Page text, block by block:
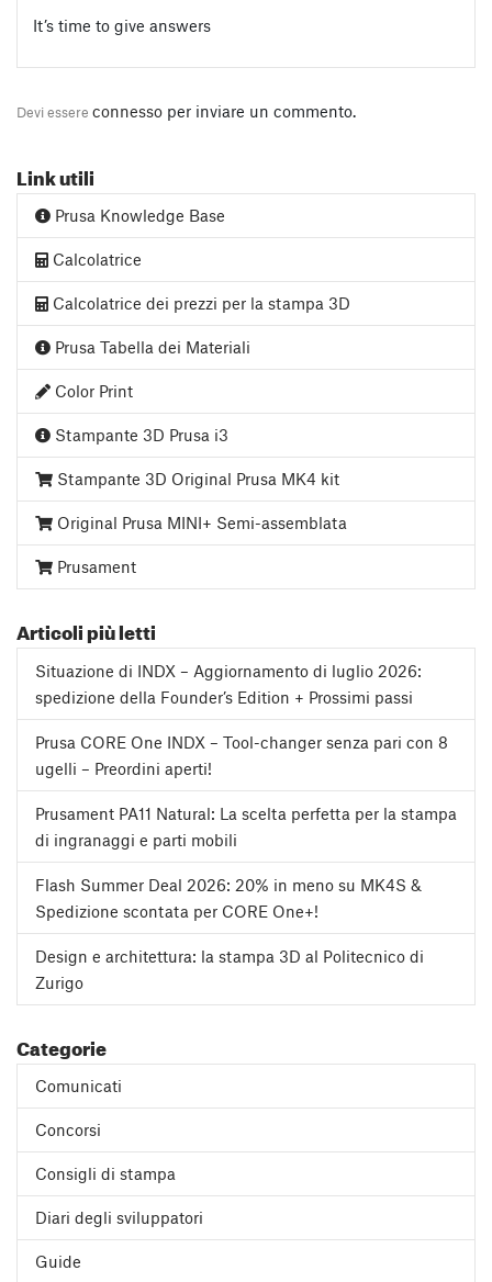
It’s time to give answers
Devi essere connesso per inviare un commento.
Link utili
Prusa Knowledge Base
Calcolatrice
Calcolatrice dei prezzi per la stampa 3D
Prusa Tabella dei Materiali
Color Print
Stampante 3D Prusa i3
Stampante 3D Original Prusa MK4 kit
Original Prusa MINI+ Semi-assemblata
Prusament
Articoli più letti
Situazione di INDX – Aggiornamento di luglio 2026:
spedizione della Founder’s Edition + Prossimi passi
Prusa CORE One INDX – Tool-changer senza pari con 8
ugelli – Preordini aperti!
Prusament PA11 Natural: La scelta perfetta per la stampa
di ingranaggi e parti mobili
Flash Summer Deal 2026: 20% in meno su MK4S &
Spedizione scontata per CORE One+!
Design e architettura: la stampa 3D al Politecnico di
Zurigo
Categorie
Comunicati
Concorsi
Consigli di stampa
Diari degli sviluppatori
Guide